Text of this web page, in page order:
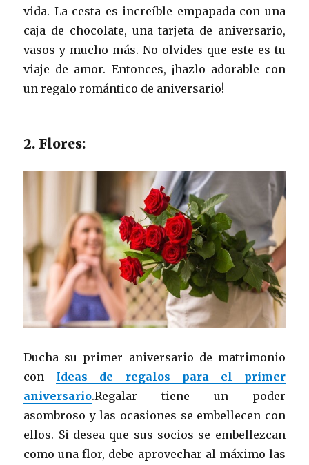
vida. La cesta es increíble empapada con una
caja de chocolate, una tarjeta de aniversario,
vasos y mucho más. No olvides que este es tu
viaje de amor. Entonces, ¡hazlo adorable con
un regalo romántico de aniversario!
2. Flores:
Ducha su primer aniversario de matrimonio
con Ideas de regalos para el primer
aniversario.Regalar tiene un poder
asombroso y las ocasiones se embellecen con
ellos. Si desea que sus socios se embellezcan
como una flor, debe aprovechar al máximo las